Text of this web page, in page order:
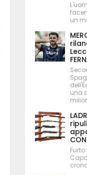
un
una